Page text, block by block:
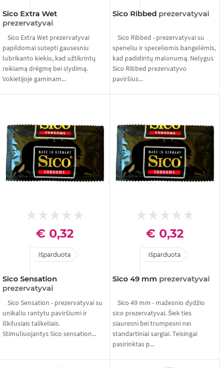
Sico Extra Wet
prezervatyvai
Sico Extra Wet prezervatyvai
papildomai sutepti gausesniu
lubrikanto kiekiu, kad užtikrintų
reikiamą drėgmę bei slydimą.
Vokietijoje gaminam...
Sico Ribbed prezervatyvai
Sico Ribbed - prezervatyvai su
speneliu ir speceliomis bangelėmis,
kad padidintų malonumą. Nelygus
Sico Ribbed prezervatyvo
paviršius...
Sico Sensation
prezervatyvai
€ 0,32
Išparduota
Sico Sensation - prezervatyvai su
unikaliu rantytu paviršiumi ir
iškilusiais taškeliais.
Stimuliuojantys Sico sensation...
Sico 49 mm prezervatyvai
€ 0,32
Išparduota
Sico 49 mm - mažesnio dydžio
sico prezervatyvai. Šiek ties
siauresni bei trumpesni nei
standartiniai sargiai. Teisingai
pasirinktas p...